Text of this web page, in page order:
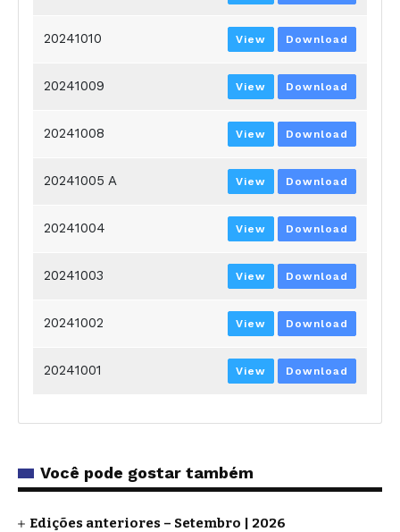
20241010 View Download
20241009 View Download
20241008 View Download
20241005 A View Download
20241004 View Download
20241003 View Download
20241002 View Download
20241001 View Download
Você pode gostar também
Edições anteriores – Setembro | 2026